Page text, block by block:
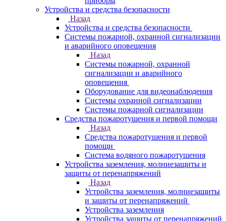
Устройства и средства безопасности
Назад
Устройства и средства безопасности
Системы пожарной, охранной сигнализации
и аварийного оповещения
Назад
Системы пожарной, охранной
сигнализации и аварийного
оповещения
Оборудование для видеонаблюдения
Системы охранной сигнализации
Системы пожарной сигнализации
Средства пожаротушения и первой помощи
Назад
Средства пожаротушения и первой
помощи
Система водяного пожаротушения
Устройства заземления, молниезащиты и
защиты от перенапряжений
Назад
Устройства заземления, молниезащиты
и защиты от перенапряжений
Устройства заземления
Устройства защиты от перенапряжений